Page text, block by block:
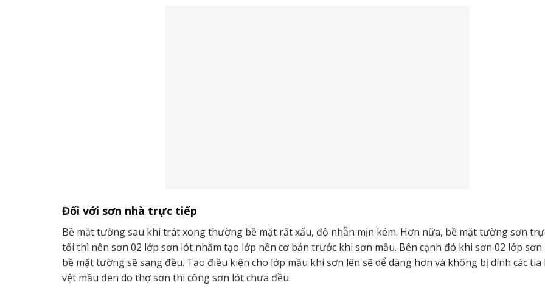
Đối với sơn nhà trực tiếp
Bề mặt tường sau khi trát xong thường bề mặt rất xấu, độ nhẵn mịn kém. Hơn nữa, bề mặt tường sơn
tối thì nên sơn 02 lớp sơn lót nhằm tạo lớp nền cơ bản trước khi sơn mầu. Bên cạnh đó khi sơn 02 lớp
bề mặt tường sẽ sang đều. Tạo điều kiện cho lớp mầu khi sơn lên sẽ dể dàng hơn và không bị dính các tia
vệt mầu đen do thợ sơn thi công sơn lót chưa đều.